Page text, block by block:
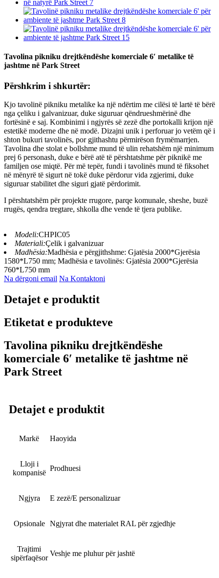
Tavolina pikniku drejtkëndëshe komerciale 6′ metalike të
jashtme në Park Street
Përshkrim i shkurtër:
Kjo tavolinë pikniku metalike ka një ndërtim me cilësi të lartë të bërë
nga çeliku i galvanizuar, duke siguruar qëndrueshmërinë dhe
fortësinë e saj. Kombinimi i ngjyrës së zezë dhe portokalli krijon një
estetikë moderne dhe në modë. Dizajni unik i perforuar jo vetëm që i
shton bukuri tavolinës, por gjithashtu përmirëson frymëmarrjen.
Tavolina dhe stolat e bollshme mund të ulin rehatshëm një minimum
prej 6 personash, duke e bërë atë të përshtatshme për piknikë me
familjen ose miqtë. Për më tepër, fundi i tavolinës mund të fiksohet
në mënyrë të sigurt në tokë duke përdorur vida zgjerimi, duke
siguruar stabilitet dhe siguri gjatë përdorimit.
I përshtatshëm për projekte rrugore, parqe komunale, sheshe, buzë
rrugës, qendra tregtare, shkolla dhe vende të tjera publike.
Modeli:CHPIC05
Materiali:Çelik i galvanizuar
Madhësia:Madhësia e përgjithshme: Gjatësia 2000*Gjerësia
1580*L750 mm; Madhësia e tavolinës: Gjatësia 2000*Gjerësia
760*L750 mm
Na dërgoni email Na Kontaktoni
Detajet e produktit
Etiketat e produkteve
Tavolina pikniku drejtkëndëshe
komerciale 6′ metalike të jashtme në
Park Street
Detajet e produktit
Markë Haoyida
Lloji i
kompanisë
Prodhuesi
Ngjyra E zezë/E personalizuar
Opsionale Ngjyrat dhe materialet RAL për zgjedhje
Trajtimi
sipërfaqësor
Veshje me pluhur për jashtë